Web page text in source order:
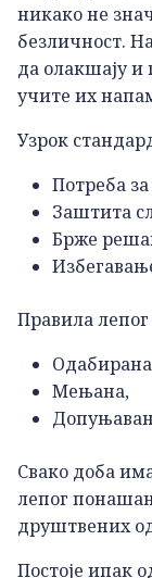
никако не
безличност.
да олакшају и
учите их
Узрок
Потреба
Заштита
Брже
Правила
Мењана,
Свако доба
лепог
друштвених
Постоје ипак